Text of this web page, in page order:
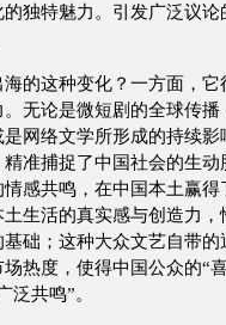
独特魅力。引发广泛议论
的这种变化？一方面，它
无论是微短剧的全球传播
是网络文学所形成的持续
准捕捉了中国社会的生动
感共鸣，在中国本土赢得
生活的真实感与创造力，
础；这种大众文艺自带的
热度，使得中国公众的“
泛共鸣”。